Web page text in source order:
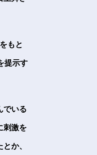
もと
提示す
でいる
刺激を
か、